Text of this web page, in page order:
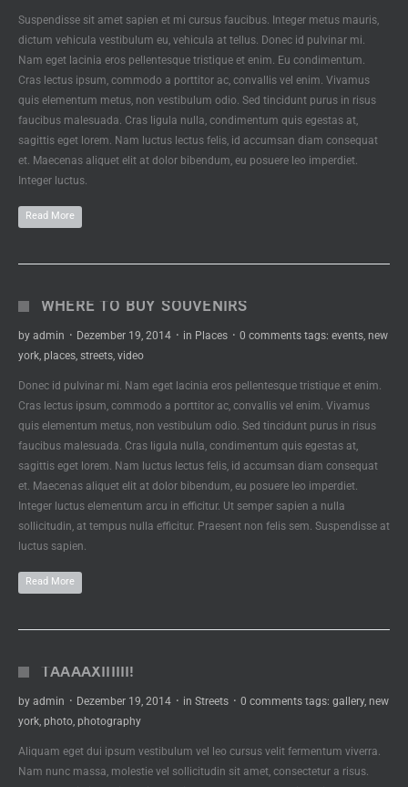
Suspendisse sit amet sapien et mi cursus faucibus. Integer metus mauris,
dictum vehicula vestibulum eu, vehicula at tellus. Donec id pulvinar mi.
Nam eget lacinia eros pellentesque tristique et enim. Eu condimentum.
Cras lectus ipsum, commodo a porttitor ac, convallis vel enim. Vivamus
quis elementum metus, non vestibulum odio. Sed tincidunt purus in risus
faucibus malesuada. Cras ligula nulla, condimentum quis egestas at,
sagittis eget lorem. Nam luctus lectus felis, id accumsan diam consequat
et. Maecenas aliquet elit at dolor bibendum, eu posuere leo imperdiet.
Integer luctus.
Read More
WHERE TO BUY SOUVENIRS
by admin · Dezember 19, 2014 · in Places · 0 comments tags: events, new
york, places, streets, video
Donec id pulvinar mi. Nam eget lacinia eros pellentesque tristique et enim.
Cras lectus ipsum, commodo a porttitor ac, convallis vel enim. Vivamus
quis elementum metus, non vestibulum odio. Sed tincidunt purus in risus
faucibus malesuada. Cras ligula nulla, condimentum quis egestas at,
sagittis eget lorem. Nam luctus lectus felis, id accumsan diam consequat
et. Maecenas aliquet elit at dolor bibendum, eu posuere leo imperdiet.
Integer luctus elementum arcu in efficitur. Ut semper sapien a nulla
sollicitudin, at tempus nulla efficitur. Praesent non felis sem. Suspendisse at
luctus sapien.
Read More
TAAAAXIIIIII!
by admin · Dezember 19, 2014 · in Streets · 0 comments tags: gallery, new
york, photo, photography
Aliquam eget dui ipsum vestibulum vel leo cursus velit fermentum viverra.
Nam nunc massa, molestie vel sollicitudin sit amet, consectetur a risus.